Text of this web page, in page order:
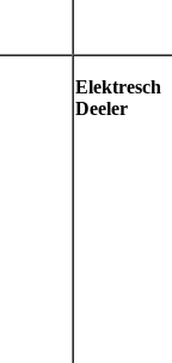
Elektresch
Deeler